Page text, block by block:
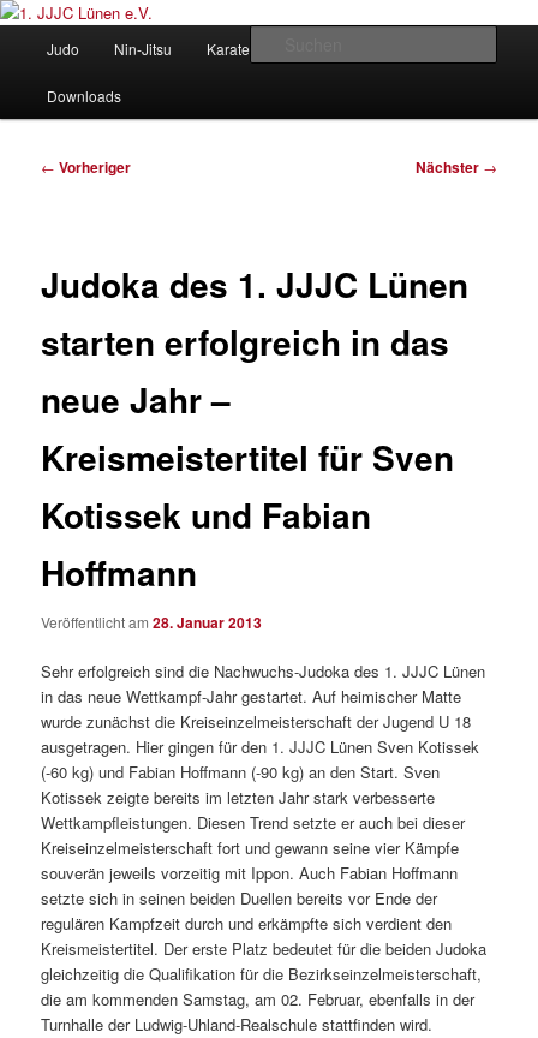
Zum
springen1. JJJC Lünen e.V.
Judo und Ninjitsu
Judo Nin-Jitsu Karate
Downloads
Beitragsnavigation
← Vorheriger Nächster →
Judoka des 1. JJJC Lünen
starten erfolgreich in das
neue Jahr –
Kreismeistertitel für Sven
Kotissek und Fabian
Hoffmann
Veröffentlicht am28. Januar 2013
Sehr erfolgreich sind die Nachwuchs-Judoka des 1. JJJC Lünen
in das neue Wettkampf-Jahr gestartet. Auf heimischer Matte
wurde zunächst die Kreiseinzelmeisterschaft der Jugend U 18
ausgetragen. Hier gingen für den 1. JJJC Lünen Sven Kotissek
(-60 kg) und Fabian Hoffmann (-90 kg) an den Start. Sven
Kotissek zeigte bereits im letzten Jahr stark verbesserte
Wettkampfleistungen. Diesen Trend setzte er auch bei dieser
Kreiseinzelmeisterschaft fort und gewann seine vier Kämpfe
souverän jeweils vorzeitig mit Ippon. Auch Fabian Hoffmann
setzte sich in seinen beiden Duellen bereits vor Ende der
regulären Kampfzeit durch und erkämpfte sich verdient den
Kreismeistertitel. Der erste Platz bedeutet für die beiden Judoka
gleichzeitig die Qualifikation für die Bezirkseinzelmeisterschaft,
die am kommenden Samstag, am 02. Februar, ebenfalls in der
Turnhalle der Ludwig-Uhland-Realschule stattfinden wird.